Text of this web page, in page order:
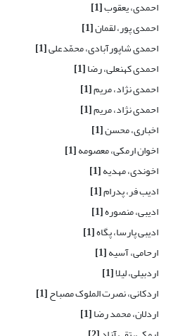
احمدی، یعقوب[1]
احمدی پور، لقمان[1]
احمدی شاپورآبادی، محمّدعلی[1]
احمدی کهنعلی، رضا[1]
احمدی نژاد، مریم[1]
احمدی نژاد، مریم[1]
اخباری، محسن[1]
اخوان ارمکی، معصومه[1]
اخوندی، مهدیه[1]
ادیب فر، پدرام[1]
ادیبی، منصوره[1]
ادیبی پارسا، پگاه[1]
ارحامی، آسیه[1]
اردبیلی، لیلا[1]
اردکانی، نصرت الملوک مصباح[1]
اردلان، محمد رضا[1]